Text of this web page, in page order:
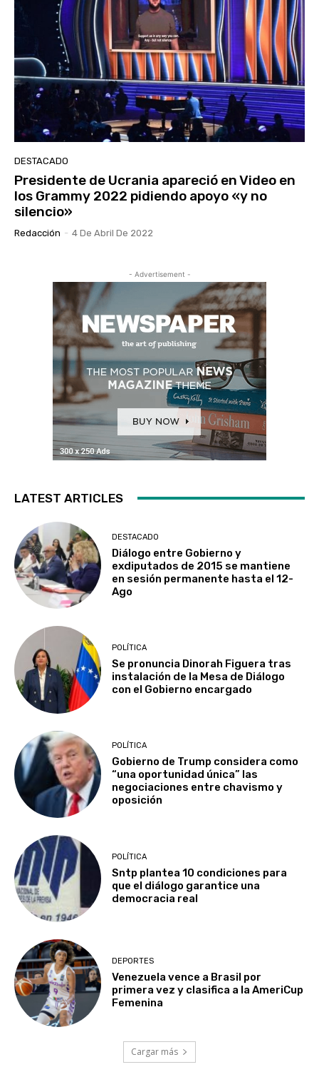
DESTACADO
Presidente de Ucrania apareció en Video en
los Grammy 2022 pidiendo apoyo «y no
silencio»
Redacción - 4 De Abril De 2022
- Advertisement -
LATEST ARTICLES
DESTACADO
Diálogo entre Gobierno y
exdiputados de 2015 se mantiene
en sesión permanente hasta el 12-
Ago
POLÍTICA
Se pronuncia Dinorah Figuera tras
instalación de la Mesa de Diálogo
con el Gobierno encargado
POLÍTICA
Gobierno de Trump considera como
“una oportunidad única” las
negociaciones entre chavismo y
oposición
POLÍTICA
Sntp plantea 10 condiciones para
que el diálogo garantice una
democracia real
DEPORTES
Venezuela vence a Brasil por
primera vez y clasifica a la AmeriCup
Femenina​
Cargar más